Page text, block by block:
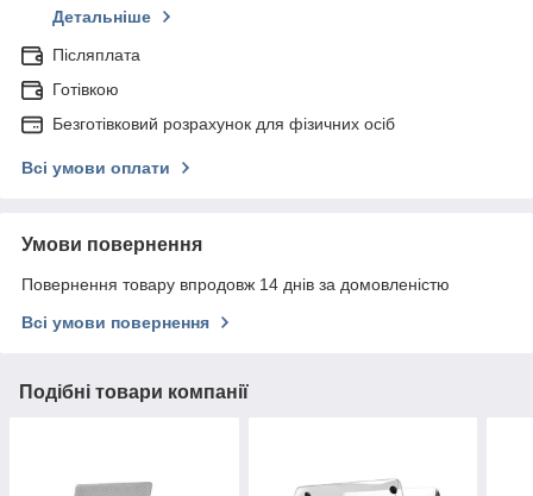
Детальніше
Післяплата
Готівкою
Безготівковий розрахунок для фізичних осіб
Всі умови оплати
Умови повернення
Повернення товару впродовж 14 днів за домовленістю
Всі умови повернення
Подібні товари компанії